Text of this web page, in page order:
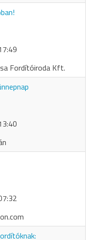
Fordítóiroda Kft.